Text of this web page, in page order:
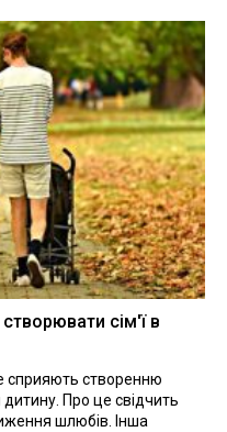
сім'ї в
сприяють створенню
Про це свідчить
шлюбів. Інша